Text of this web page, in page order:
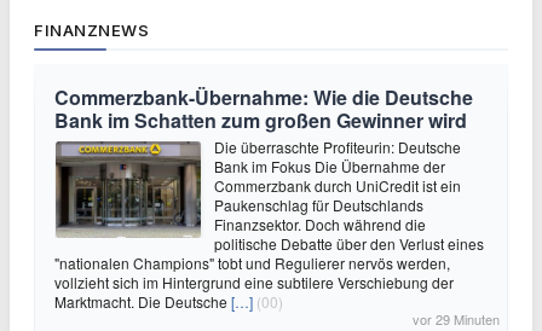
FINANZNEWS
Commerzbank-Übernahme: Wie die Deutsche
Bank im Schatten zum großen Gewinner wird
Die überraschte Profiteurin: Deutsche
Bank im Fokus Die Übernahme der
Commerzbank durch UniCredit ist ein
Paukenschlag für Deutschlands
Finanzsektor. Doch während die
politische Debatte über den Verlust eines
"nationalen Champions" tobt und Regulierer nervös werden,
vollzieht sich im Hintergrund eine subtilere Verschiebung der
Marktmacht. Die Deutsche […] (00)
vor 29 Minuten